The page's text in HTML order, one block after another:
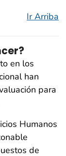
Ir Arriba
en los
han
para
Humanos
de